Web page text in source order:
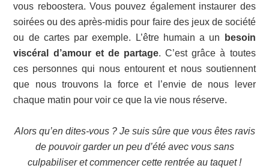
vous reboostera. Vous pouvez également instaurer des
soirées ou des après-midis pour faire des jeux de société
ou de cartes par exemple. L’être humain a un
besoin
viscéral d’amour et de partage. C’est grâce à toutes
ces personnes qui nous entourent et nous soutiennent
que nous trouvons la force et l’envie de nous lever
chaque matin pour voir ce que la vie nous réserve.
Alors qu’en dites-vous ? Je suis sûre que vous êtes ravis
de pouvoir garder un peu d’été avec vous sans
culpabiliser et commencer cette rentrée au taquet !